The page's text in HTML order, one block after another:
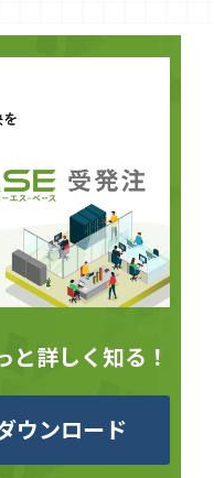
と詳しく知る！
ウンロード